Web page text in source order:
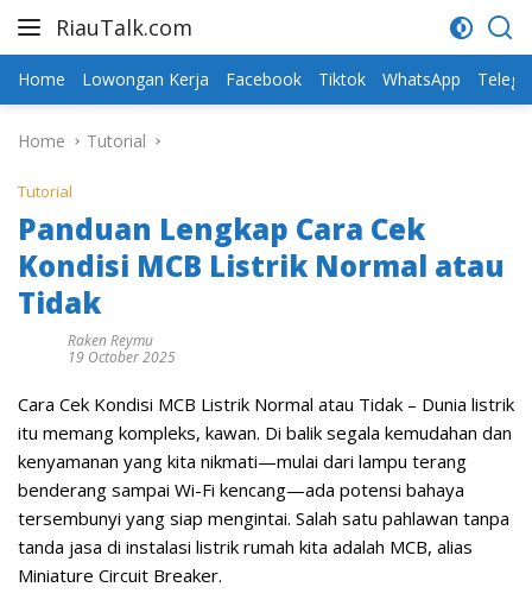
RiauTalk.com
Update
Terkini
Home Lowongan Kerja Facebook Tiktok WhatsApp
Home Tutorial
Tutorial
Panduan Lengkap Cara Cek
Kondisi MCB Listrik Normal atau
Tidak
Raken Reymu
19 October 2025
Cara Cek Kondisi MCB Listrik Normal atau Tidak – Dunia listrik
itu memang kompleks, kawan. Di balik segala kemudahan dan
kenyamanan yang kita nikmati—mulai dari lampu terang
benderang sampai Wi-Fi kencang—ada potensi bahaya
tersembunyi yang siap mengintai. Salah satu pahlawan tanpa
tanda jasa di instalasi listrik rumah kita adalah MCB, alias
Miniature Circuit Breaker.